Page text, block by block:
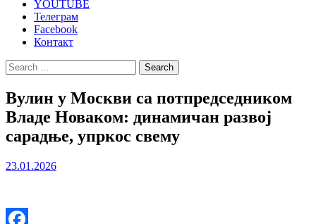
YOUTUBE
Телеграм
Facebook
Контакт
Search
for:
Вулин у Москви са потпредседником
Владе Новаком: динамичан развој
сарадње, упркос свему
23.01.2026